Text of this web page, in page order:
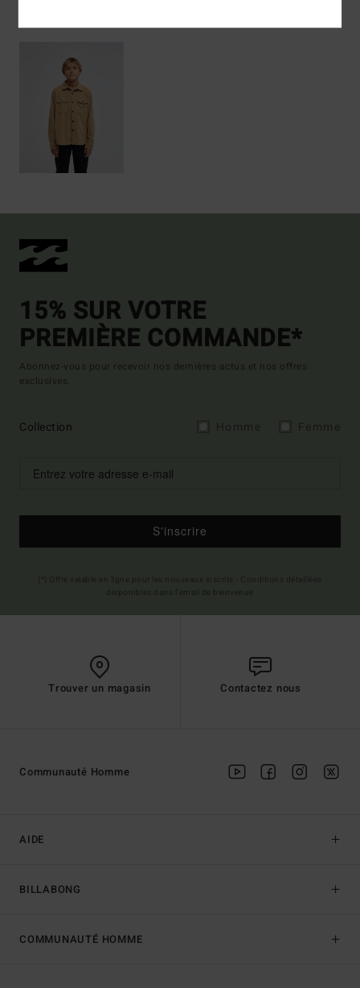
15% SUR VOTRE
PREMIÈRE COMMANDE*
Abonnez-vous pour recevoir nos dernières actus et nos offres
exclusives.
Collection
S'inscrire
Trouver un magasin Contactez nous
AIDE
BILLABONG
Communauté Homme
COMMUNAUTÉ HOMME